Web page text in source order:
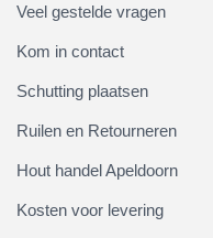
Veel gestelde vragen
Kom in contact
Schutting plaatsen
Ruilen en Retourneren
Hout handel Apeldoorn
Kosten voor levering